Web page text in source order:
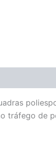
tráfego de